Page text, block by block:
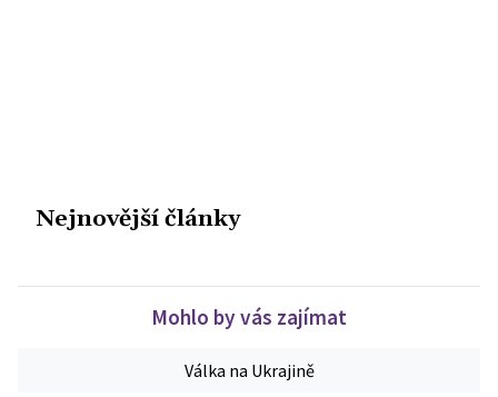
Nejnovější články
Mohlo by vás zajímat
Válka na Ukrajině